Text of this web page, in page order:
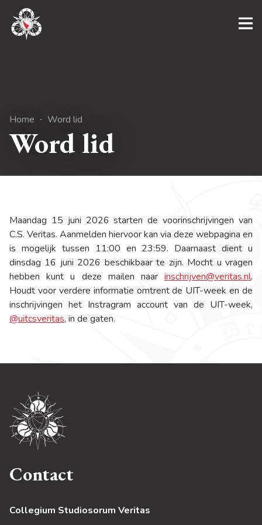
Home Word lid
Word lid
Maandag 15 juni 2026 starten de voorinschrijvingen van
C.S. Veritas. Aanmelden hiervoor kan via deze webpagina en
is mogelijk tussen 11:00 en 23:59. Daarnaast dient u
dinsdag 16 juni 2026 beschikbaar te zijn. Mocht u vragen
hebben kunt u deze mailen naar inschrijven@veritas.nl.
Houdt voor verdere informatie omtrent de UIT-week en de
inschrijvingen het Instragram account van de UIT-week,
@uitcsveritas, in de gaten.
Contact
Collegium Studiosorum Veritas